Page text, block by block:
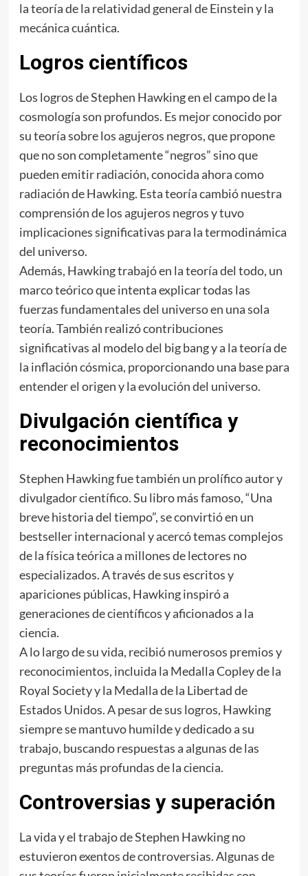
la teoría de la relatividad general de Einstein y la
mecánica cuántica.
Logros científicos
Los logros de Stephen Hawking en el campo de la
cosmología son profundos. Es mejor conocido por
su teoría sobre los agujeros negros, que propone
que no son completamente “negros” sino que
pueden emitir radiación, conocida ahora como
radiación de Hawking. Esta teoría cambió nuestra
comprensión de los agujeros negros y tuvo
implicaciones significativas para la termodinámica
del universo.
Además, Hawking trabajó en la teoría del todo, un
marco teórico que intenta explicar todas las
fuerzas fundamentales del universo en una sola
teoría. También realizó contribuciones
significativas al modelo del big bang y a la teoría de
la inflación cósmica, proporcionando una base para
entender el origen y la evolución del universo.
Divulgación científica y
reconocimientos
Stephen Hawking fue también un prolífico autor y
divulgador científico. Su libro más famoso, “Una
breve historia del tiempo”, se convirtió en un
bestseller internacional y acercó temas complejos
de la física teórica a millones de lectores no
especializados. A través de sus escritos y
apariciones públicas, Hawking inspiró a
generaciones de científicos y aficionados a la
ciencia.
A lo largo de su vida, recibió numerosos premios y
reconocimientos, incluida la Medalla Copley de la
Royal Society y la Medalla de la Libertad de
Estados Unidos. A pesar de sus logros, Hawking
siempre se mantuvo humilde y dedicado a su
trabajo, buscando respuestas a algunas de las
preguntas más profundas de la ciencia.
Controversias y superación
La vida y el trabajo de Stephen Hawking no
estuvieron exentos de controversias. Algunas de